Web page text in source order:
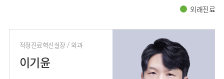
외래진료
적정진료혁신실장 / 외과
이기윤